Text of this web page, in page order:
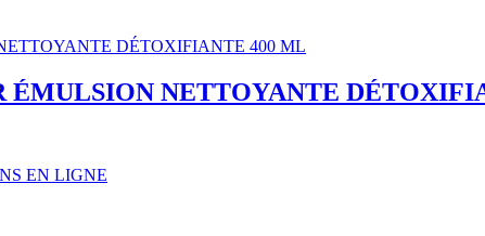
NETTOYANTE
EN LIGNE